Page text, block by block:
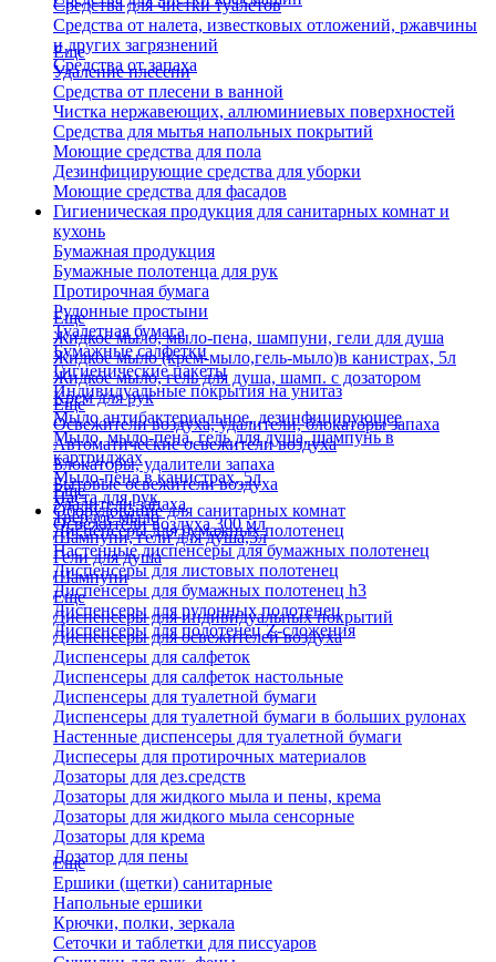
Средства для чистки туалетов
Средства от налета, известковых отложений, ржавчины
и других загрязнений
Средства от запаха
Еще
Удаление плесени
Средства от плесени в ванной
Чистка нержавеющих, аллюминиевых поверхностей
Средства для мытья напольных покрытий
Моющие средства для пола
Дезинфицирующие средства для уборки
Моющие средства для фасадов
Гигиеническая продукция для санитарных комнат и
кухонь
Бумажная продукция
Бумажные полотенца для рук
Протирочная бумага
Рулонные простыни
Туалетная бумага
Бумажные салфетки
Гигиенические пакеты
Индивидуальные покрытия на унитаз
Еще
Жидкое мыло, мыло-пена, шампуни, гели для душа
Жидкое мыло (крем-мыло,гель-мыло)в канистрах, 5л
Жидкое мыло, гель для душа, шамп. с дозатором
Крем для рук
Мыло антибактериальное, дезинфицирующее
Мыло, мыло-пена, гель для душа, шампунь в
картриджах
Мыло-пена в канистрах, 5л
Паста для рук
Твердое мыло
Шампуни, гели для душа,5л
Гели для душа
Шампуни
Еще
Освежители воздуха, удалители, блокаторы запаха
Автоматические освежители воздуха
Блокаторы, удалители запаха
Бытовые освежители воздуха
Удалители запаха
Освежители воздуха 300 мл
Еще
Оборудование для санитарных комнат
Диспенсеры для бумажных полотенец
Настенные диспенсеры для бумажных полотенец
Диспенсеры для листовых полотенец
Диспенсеры для бумажных полотенец h3
Диспенсеры для рулонных полотенец
Диспенсеры для полотенец Z-сложения
Еще
Диспенсеры для индивидуальных покрытий
Диспенсеры для освежителей воздуха
Диспенсеры для салфеток
Диспенсеры для салфеток настольные
Диспенсеры для туалетной бумаги
Диспенсеры для туалетной бумаги в больших рулонах
Настенные диспенсеры для туалетной бумаги
Диспесеры для протирочных материалов
Дозаторы для дез.средств
Дозаторы для жидкого мыла и пены, крема
Дозаторы для жидкого мыла сенсорные
Дозаторы для крема
Дозатор для пены
Еще
Ершики (щетки) санитарные
Напольные ершики
Крючки, полки, зеркала
Сеточки и таблетки для писсуаров